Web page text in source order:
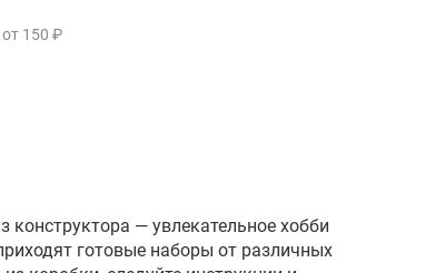
от 150 ₽
конструктора — увлекательное хобби
готовые наборы от различных